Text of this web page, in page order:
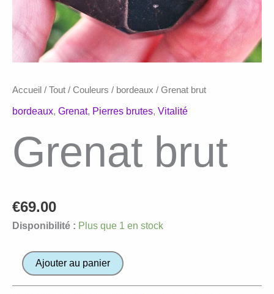
Accueil / Tout / Couleurs / bordeaux / Grenat brut
bordeaux, Grenat, Pierres brutes, Vitalité
Grenat brut
€69.00
Disponibilité : Plus que 1 en stock
quantitéAjouter au panier